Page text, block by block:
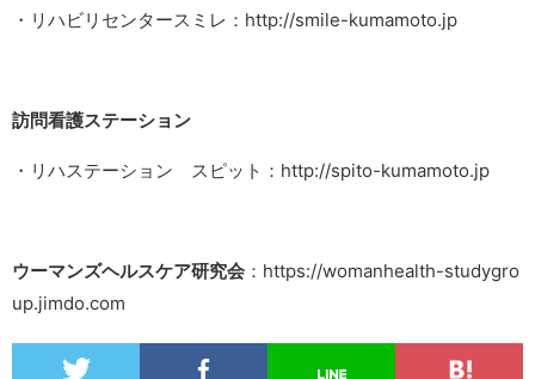
・リハビリセンタースミレ：http://smile-kumamoto.jp
訪問看護ステーション
・リハステーション スピット：http://spito-kumamoto.jp
ウーマンズヘルスケア研究会 ：https://womanhealth-studygro
up.jimdo.com